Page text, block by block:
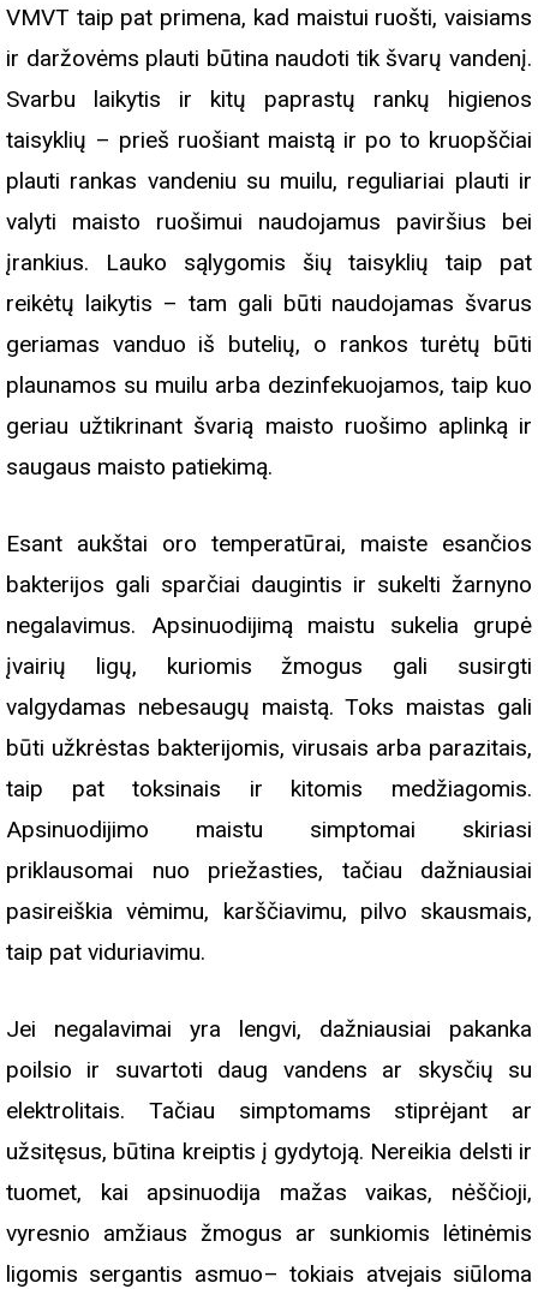
VMVT taip pat primena, kad maistui ruošti, vaisiams
ir daržovėms plauti būtina naudoti tik švarų vandenį.
Svarbu laikytis ir kitų paprastų rankų higienos
taisyklių – prieš ruošiant maistą ir po to kruopščiai
plauti rankas vandeniu su muilu, reguliariai plauti ir
valyti maisto ruošimui naudojamus paviršius bei
įrankius. Lauko sąlygomis šių taisyklių taip pat
reikėtų laikytis – tam gali būti naudojamas švarus
geriamas vanduo iš butelių, o rankos turėtų būti
plaunamos su muilu arba dezinfekuojamos, taip kuo
geriau užtikrinant švarią maisto ruošimo aplinką ir
saugaus maisto patiekimą.
Esant aukštai oro temperatūrai, maiste esančios
bakterijos gali sparčiai daugintis ir sukelti žarnyno
negalavimus. Apsinuodijimą maistu sukelia grupė
įvairių ligų, kuriomis žmogus gali susirgti
valgydamas nebesaugų maistą. Toks maistas gali
būti užkrėstas bakterijomis, virusais arba parazitais,
taip pat toksinais ir kitomis medžiagomis.
Apsinuodijimo maistu simptomai skiriasi
priklausomai nuo priežasties, tačiau dažniausiai
pasireiškia vėmimu, karščiavimu, pilvo skausmais,
taip pat viduriavimu.
Jei negalavimai yra lengvi, dažniausiai pakanka
poilsio ir suvartoti daug vandens ar skysčių su
elektrolitais. Tačiau simptomams stiprėjant ar
užsitęsus, būtina kreiptis į gydytoją. Nereikia delsti ir
tuomet, kai apsinuodija mažas vaikas, nėščioji,
vyresnio amžiaus žmogus ar sunkiomis lėtinėmis
ligomis sergantis asmuo– tokiais atvejais siūloma